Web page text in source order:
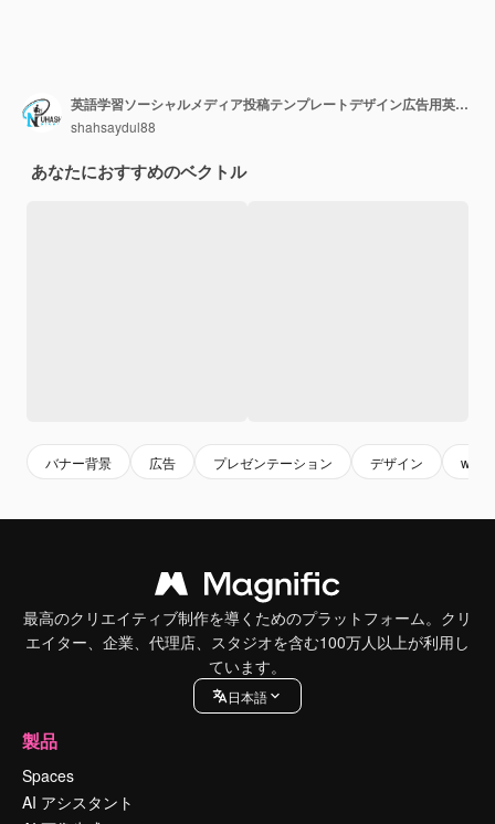
英語学習ソーシャルメディア投稿テンプレートデザイン広告用英語学習機関
shahsaydul88
あなたにおすすめのベクトル
バナー背景 広告 プレゼンテーション デザイン web
最高のクリエイティブ制作を導くためのプラットフォーム。クリ
エイター、企業、代理店、スタジオを含む100万人以上が利用し
ています。
日本語
製品
Spaces
AI アシスタント